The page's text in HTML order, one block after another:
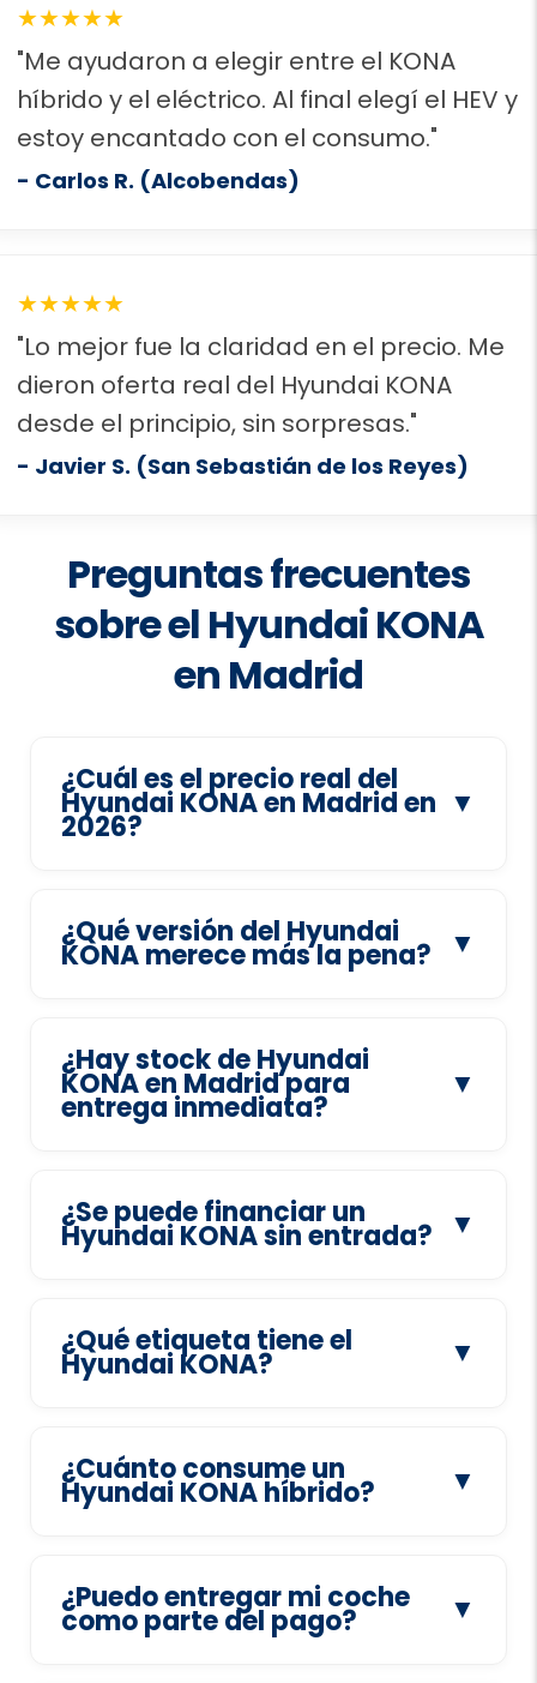
★★★★★
"Me ayudaron a elegir entre el KONA
híbrido y el eléctrico. Al final elegí el HEV y
estoy encantado con el consumo."
- Carlos R. (Alcobendas)
★★★★★
"Lo mejor fue la claridad en el precio. Me
dieron oferta real del Hyundai KONA
desde el principio, sin sorpresas."
- Javier S. (San Sebastián de los Reyes)
Preguntas frecuentes
sobre el Hyundai KONA
en Madrid
¿Cuál es el precio real del
Hyundai KONA en Madrid en
2026?
▼
¿Qué versión del Hyundai
KONA merece más la pena? ▼
¿Hay stock de Hyundai
KONA en Madrid para
entrega inmediata?
▼
¿Se puede financiar un
Hyundai KONA sin entrada? ▼
¿Qué etiqueta tiene el
Hyundai KONA? ▼
¿Cuánto consume un
Hyundai KONA híbrido? ▼
¿Puedo entregar mi coche
como parte del pago? ▼